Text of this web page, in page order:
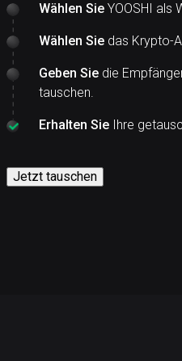
Wählen Sie YOOSHI als
Wählen Sie das Krypto-
Geben Sie die
tauschen.
Erhalten Sie Ihre
Jetzt tauschen